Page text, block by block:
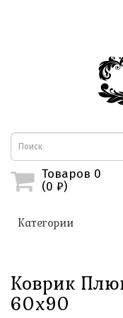
Товаров 0
(0 ₽)
Категории
Коврик
60х90